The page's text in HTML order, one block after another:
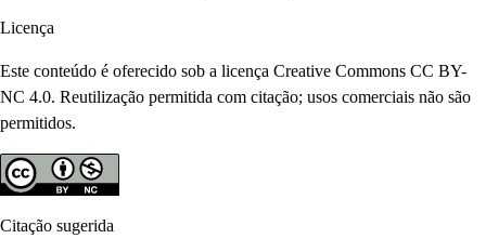
Licença
Este conteúdo é oferecido sob a licença Creative Commons CC BY-
NC 4.0. Reutilização permitida com citação; usos comerciais não são
permitidos.
Citação sugerida